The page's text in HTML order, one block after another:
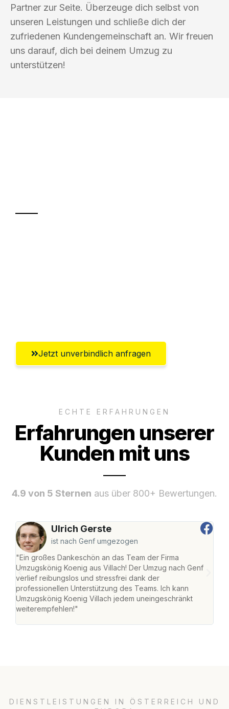
Partner zur Seite. Überzeuge dich selbst von
unseren Leistungen und schließe dich der
zufriedenen Kundengemeinschaft an. Wir freuen
uns darauf, dich bei deinem Umzug zu
unterstützen!
Jetzt unverbindlich anfragen
ECHTE ERFAHRUNGEN
Erfahrungen unserer
Kunden mit uns
4.9 von 5 Sternen aus über 800+ Bewertungen.
Ulrich Gerste
ist nach Genf umgezogen
"Ein großes Dankeschön an das Team der Firma
Umzugskönig Koenig aus Villach! Der Umzug nach Genf
verlief reibungslos und stressfrei dank der
professionellen Unterstützung des Teams. Ich kann
Umzugskönig Koenig Villach jedem uneingeschränkt
weiterempfehlen!"
DIENSTLEISTUNGEN IN ÖSTERREICH UND